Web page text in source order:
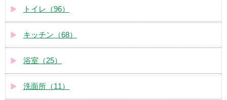
トイレ（96）
キッチン（68）
浴室（25）
洗面所（11）